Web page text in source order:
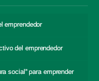
emprendedor
del emprendedor
social” para emprender